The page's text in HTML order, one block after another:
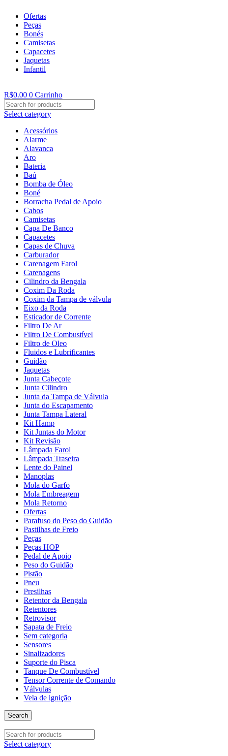
Ofertas
Peças
Bonés
Camisetas
Capacetes
Jaquetas
Infantil
R$0.00 0 Carrinho
Select category
Acessórios
Alarme
Alavanca
Aro
Bateria
Baú
Bomba de Óleo
Boné
Borracha Pedal de Apoio
Cabos
Camisetas
Capa De Banco
Capacetes
Capas de Chuva
Carburador
Carenagem Farol
Carenagens
Cilindro da Bengala
Coxim Da Roda
Coxim da Tampa de válvula
Eixo da Roda
Esticador de Corrente
Filtro De Ar
Filtro De Combustível
Filtro de Oleo
Fluidos e Lubrificantes
Guidão
Jaquetas
Junta Cabeçote
Junta Cilindro
Junta da Tampa de Válvula
Junta do Escapamento
Junta Tampa Lateral
Kit Hamp
Kit Juntas do Motor
Kit Revisão
Lâmpada Farol
Lâmpada Traseira
Lente do Painel
Manoplas
Mola do Garfo
Mola Embreagem
Mola Retorno
Ofertas
Parafuso do Peso do Guidão
Pastilhas de Freio
Peças
Peças HOP
Pedal de Apoio
Peso do Guidão
Pistão
Pneu
Presilhas
Retentor da Bengala
Retentores
Retrovisor
Sapata de Freio
Sem categoria
Sensores
Sinalizadores
Suporte do Pisca
Tanque De Combustível
Tensor Corrente de Comando
Válvulas
Vela de ignição
Search
Select category